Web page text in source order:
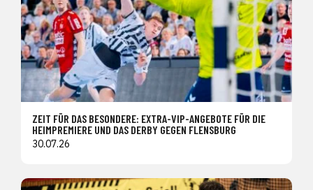
ZEIT FÜR DAS BESONDERE: EXTRA-VIP-ANGEBOTE FÜR DIE
HEIMPREMIERE UND DAS DERBY GEGEN FLENSBURG
30.07.26